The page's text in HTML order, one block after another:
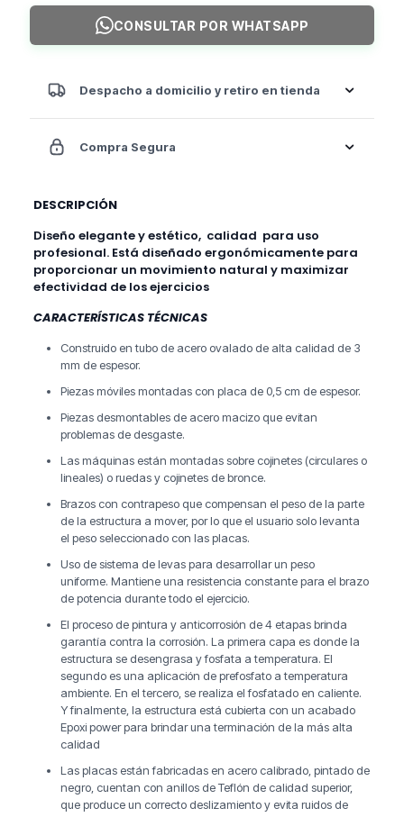
CONSULTAR POR WHATSAPP
Despacho a domicilio y retiro en tienda
Compra Segura
DESCRIPCIÓN
Diseño elegante y estético, calidad para uso
profesional. Está diseñado ergonómicamente para
proporcionar un movimiento natural y maximizar
efectividad de los ejercicios
CARACTERÍSTICAS TÉCNICAS
Construido en tubo de acero ovalado de alta calidad de 3
mm de espesor.
Piezas móviles montadas con placa de 0,5 cm de espesor.
Piezas desmontables de acero macizo que evitan
problemas de desgaste.
Las máquinas están montadas sobre cojinetes (circulares o
lineales) o ruedas y cojinetes de bronce.
Brazos con contrapeso que compensan el peso de la parte
de la estructura a mover, por lo que el usuario solo levanta
el peso seleccionado con las placas.
Uso de sistema de levas para desarrollar un peso
uniforme. Mantiene una resistencia constante para el brazo
de potencia durante todo el ejercicio.
El proceso de pintura y anticorrosión de 4 etapas brinda
garantía contra la corrosión. La primera capa es donde la
estructura se desengrasa y fosfata a temperatura. El
segundo es una aplicación de prefosfato a temperatura
ambiente. En el tercero, se realiza el fosfatado en caliente.
Y finalmente, la estructura está cubierta con un acabado
Epoxi power para brindar una terminación de la más alta
calidad
Las placas están fabricadas en acero calibrado, pintado de
negro, cuentan con anillos de Teflón de calidad superior,
que produce un correcto deslizamiento y evita ruidos de